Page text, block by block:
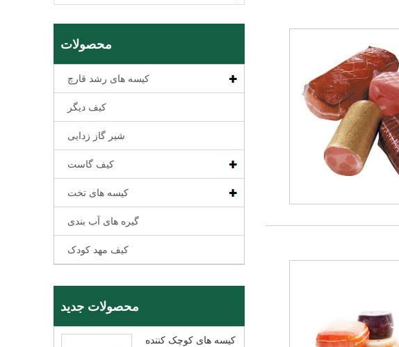
محصولات
کیسه های رشد قارچ
کیف دیگر
شیر گاز زدایی
کیف گاست
کیسه های تخت
گیره های آب بندی
کیف مهد کودک
محصولات جدید
کیسه های کوچک کننده